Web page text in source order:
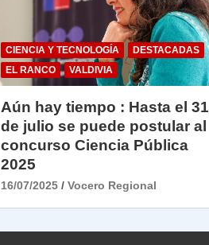
CIENCIA Y TECNOLOGÍA
DESTACADAS
EL RANCO
VALDIVIA
Aún hay tiempo : Hasta el 31
de julio se puede postular al
concurso Ciencia Pública
2025
16/07/2025 Vocero Regional